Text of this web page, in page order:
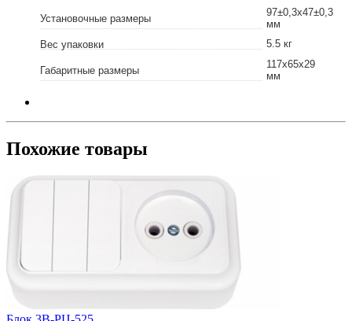
Установочные размеры
97±0,3х47±0,3
мм
Вес упаковки
5.5 кг
Габаритные размеры
117х65х29
мм
Похожие товары